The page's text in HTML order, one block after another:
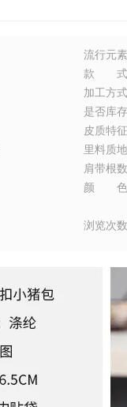
流行元素
款式
加工方式
是否库存
皮质特征
里料质地
肩带根数
颜色
浏览次数